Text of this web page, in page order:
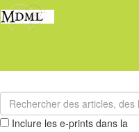
Inclure les e-prints dans la